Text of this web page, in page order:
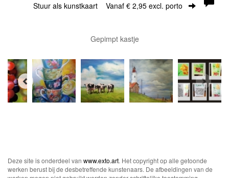
Stuur als kunstkaart Vanaf € 2,95 excl. porto
Gepimpt kastje
Deze site is onderdeel van www.exto.art. Het copyright op alle getoonde
werken berust bij de desbetreffende kunstenaars. De afbeeldingen van de